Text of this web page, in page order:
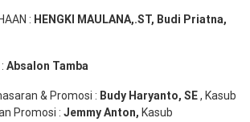
: HENGKI MAULANA,.ST, Budi Priatna,
Absalon Tamba
& Promosi : Budy Haryanto, SE, Kasub
Promosi : Jemmy Anton, Kasub